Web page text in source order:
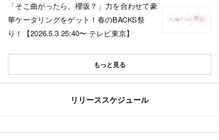
「そこ曲がったら、櫻坂？」力を合わせて豪
華ケータリングをゲット！春のBACKS祭
り！【2026.5.3 25:40〜 テレビ東京】
もっと見る
リリーススケジュール